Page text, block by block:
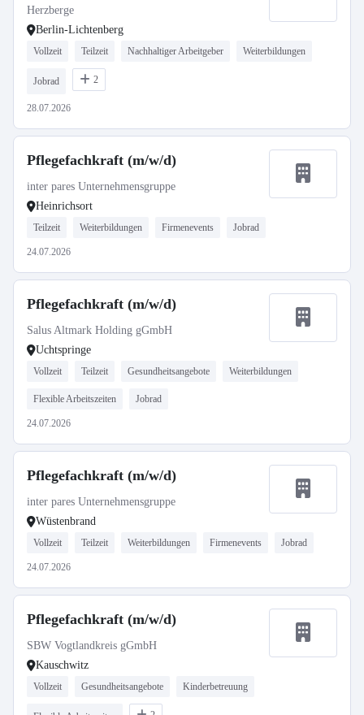
Herzberge
Berlin-Lichtenberg
Vollzeit Teilzeit Nachhaltiger Arbeitgeber Weiterbildungen
Jobrad 2
28.07.2026
Pflegefachkraft (m/w/d)
inter pares Unternehmensgruppe
Heinrichsort
Teilzeit Weiterbildungen Firmenevents Jobrad
24.07.2026
Pflegefachkraft (m/w/d)
Salus Altmark Holding gGmbH
Uchtspringe
Vollzeit Teilzeit Gesundheitsangebote Weiterbildungen
Flexible Arbeitszeiten Jobrad
24.07.2026
Pflegefachkraft (m/w/d)
inter pares Unternehmensgruppe
Wüstenbrand
Vollzeit Teilzeit Weiterbildungen Firmenevents Jobrad
24.07.2026
Pflegefachkraft (m/w/d)
SBW Vogtlandkreis gGmbH
Kauschwitz
Vollzeit Gesundheitsangebote Kinderbetreuung